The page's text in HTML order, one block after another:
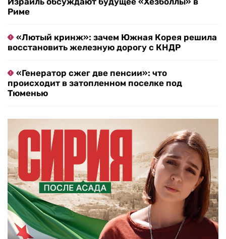
Риме
«Лютый кринж»: зачем Южная Корея решила
восстановить железную дорогу с КНДР
«Генератор сжег две пенсии»: что
происходит в затопленном поселке под
Тюменью